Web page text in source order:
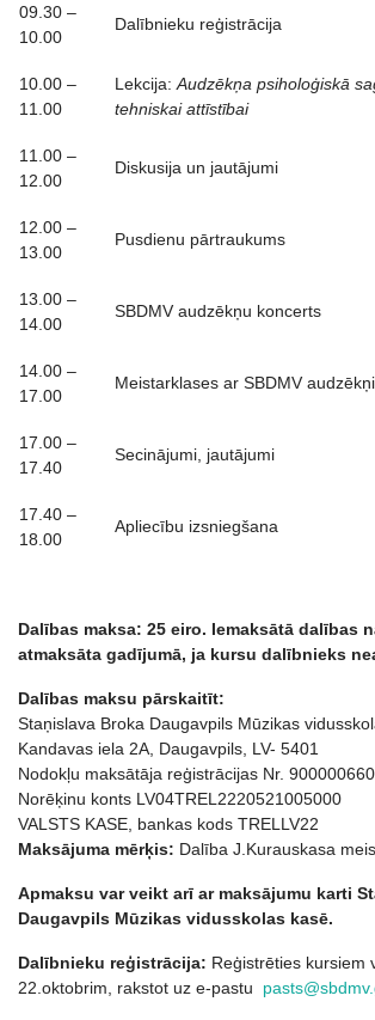
09.30 –
10.00
Dalībnieku reģistrācija
10.00 –
11.00
Lekcija: Audzēkņa psiholoģiskā
tehniskai attīstībai
11.00 –
12.00
Diskusija un jautājumi
12.00 –
13.00
Pusdienu pārtraukums
13.00 –
14.00
SBDMV audzēkņu koncerts
14.00 –
17.00
Meistarklases ar SBDMV
17.00 –
17.40
Secinājumi, jautājumi
17.40 –
18.00
Apliecību izsniegšana
Dalības maksa: 25 eiro. Iemaksātā dalības
atmaksāta gadījumā, ja kursu dalībnieks
Dalības maksu pārskaitīt:
Staņislava Broka Daugavpils Mūzikas
Kandavas iela 2A, Daugavpils, LV- 5401
Nodokļu maksātāja reģistrācijas Nr.
Norēķinu konts LV04TREL2220521005000
VALSTS KASE, bankas kods TRELLV22
Maksājuma mērķis: Dalība J.Kurauskasa
Apmaksu var veikt arī ar maksājumu karti
Daugavpils Mūzikas vidusskolas kasē.
Dalībnieku reģistrācija: Reģistrēties kursiem
22.oktobrim, rakstot uz e-pastu